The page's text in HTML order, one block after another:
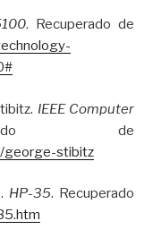
. Recuperado de
IEEE Computer
de
george-stibitz
HP-35. Recuperado